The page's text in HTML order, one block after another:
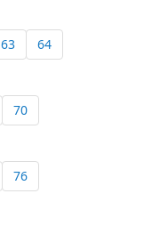
63 64
70
76